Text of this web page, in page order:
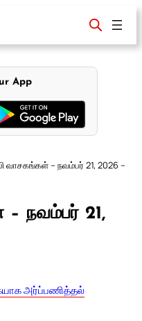
App
வாசகங்கள் – நவம்பர் 21, 2026 –
– நவம்பர் 21,
அர்ப்பணித்தல்